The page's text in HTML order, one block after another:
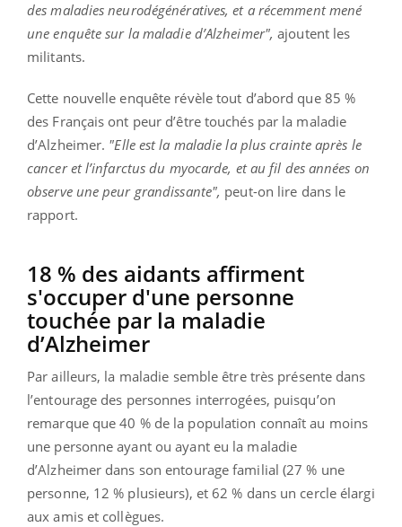
des maladies neurodégénératives, et a récemment mené
une enquête sur la maladie d’Alzheimer", ajoutent les
militants.
Cette nouvelle enquête révèle tout d’abord que 85 %
des Français ont peur d’être touchés par la maladie
d’Alzheimer. "Elle est la maladie la plus crainte après le
cancer et l’infarctus du myocarde, et au fil des années on
observe une peur grandissante", peut-on lire dans le
rapport.
18 % des aidants affirment
s'occuper d'une personne
touchée par la maladie
d’Alzheimer
Par ailleurs, la maladie semble être très présente dans
l’entourage des personnes interrogées, puisqu’on
remarque que 40 % de la population connaît au moins
une personne ayant ou ayant eu la maladie
d’Alzheimer dans son entourage familial (27 % une
personne, 12 % plusieurs), et 62 % dans un cercle élargi
aux amis et collègues.